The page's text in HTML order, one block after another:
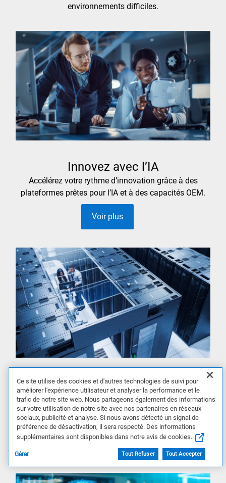
environnements difficiles.
Innovez avec l’IA
Accélérez votre rythme d’innovation grâce à des
plateformes prêtes pour l’IA et à des capacités OEM.
Voir plus
Les données sont le bien le plus précieux de vos
clients. Allez sur le marché en toute confiance avec
des solutions de stockage et de protection des
données de pointe.
Explorer les solutions de stockage
Ce site utilise des cookies et d'autres technologies de suivi pour
améliorer l'expérience utilisateur et analyser la performance et le
trafic de notre site web. Nous partageons également des informations
sur votre utilisation de notre site avec nos partenaires en réseaux
sociaux, publicité et analyse. Si nous avons détecté un signal de
préférence de désactivation, il sera respecté. Des informations
supplémentaires sont disponibles dans notre avis de cookies.
Gérer Tout Refuser Tout Accepter